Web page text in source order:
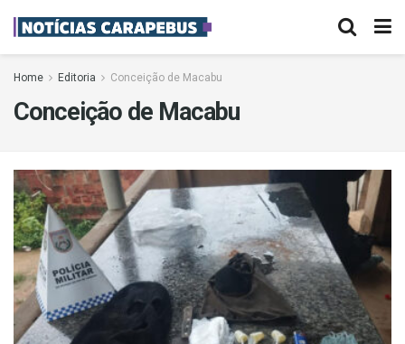
Home Editoria Conceição de Macabu
Conceição de Macabu